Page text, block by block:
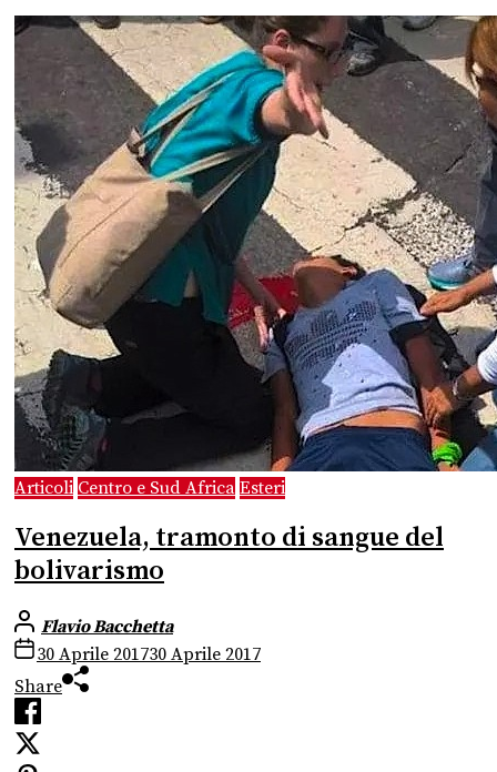
Articoli Centro e Sud Africa Esteri
Venezuela, tramonto di sangue del
bolivarismo
Flavio Bacchetta
30 Aprile 201730 Aprile 2017
Share